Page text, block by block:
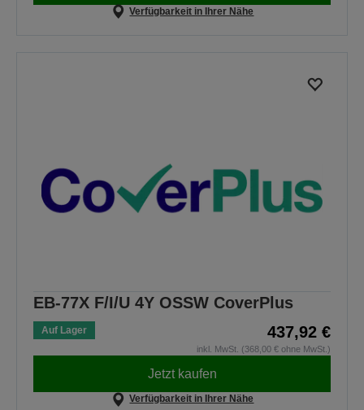
Verfügbarkeit in Ihrer Nähe
EB-77X F/I/U 4Y OSSW CoverPlus
Auf Lager 437,92 €
inkl. MwSt. (368,00 € ohne MwSt.)
Jetzt kaufen
Verfügbarkeit in Ihrer Nähe